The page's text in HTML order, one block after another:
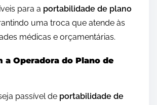
para a portabilidade de plano
uma troca que atende às
médicas e orçamentárias.
a Operadora do Plano de
passível de portabilidade de